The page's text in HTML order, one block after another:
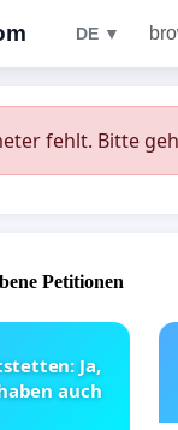
DE ▼
fehlt. Bitte
Petitionen
Ja,
auch